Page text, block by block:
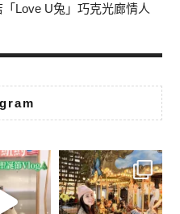
Love U兔」巧克光廊情人